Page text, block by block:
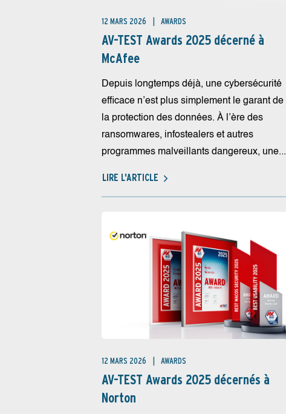
12 MARS 2026 AWARDS
AV-TEST Awards 2025 décerné à
McAfee
Depuis longtemps déjà, une cybersécurité
efficace n’est plus simplement le garant de
la protection des données. À l’ère des
ransomwares, infostealers et autres
programmes malveillants dangereux, une...
LIRE L'ARTICLE
12 MARS 2026 AWARDS
AV-TEST Awards 2025 décernés à
Norton